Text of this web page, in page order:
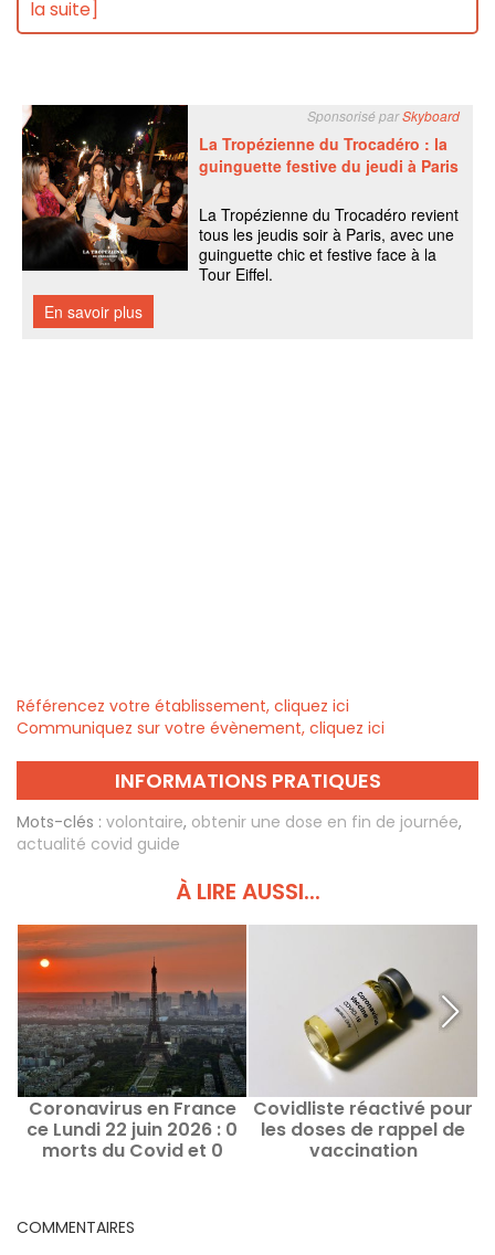
la suite]
Référencez votre établissement, cliquez ici
Communiquez sur votre évènement, cliquez ici
INFORMATIONS PRATIQUES
Mots-clés : volontaire, obtenir une dose en fin de journée,
actualité covid guide
À LIRE AUSSI...
Coronavirus en France
ce Lundi 22 juin 2026 : 0
morts du Covid et 0
Covidliste réactivé pour
les doses de rappel de
vaccination
COMMENTAIRES